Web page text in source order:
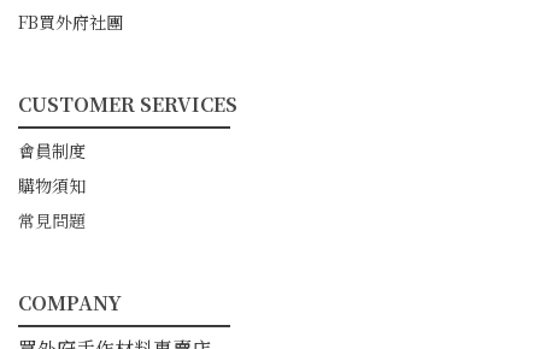
FB買外府社團
CUSTOMER SERVICES
━━━━━━━━━━━
會員制度
購物須知
常見問題
COMPANY
━━━━━━━━━━━